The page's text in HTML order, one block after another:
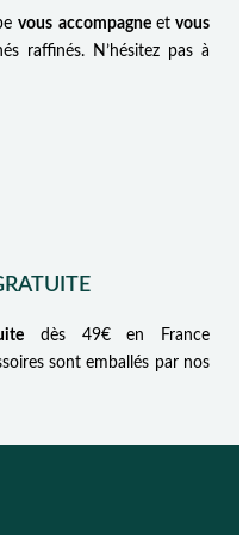
vous accompagne etvous
raffinés. N’hésitez pas à
dès 49€ en France
sont emballés par nos